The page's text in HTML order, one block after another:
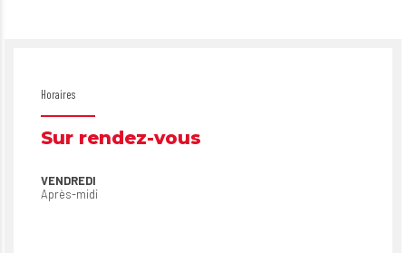
Horaires
Sur rendez-vous
VENDREDI
Après-midi